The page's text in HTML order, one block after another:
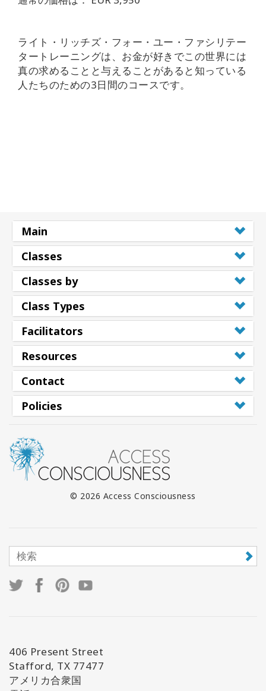
フ
ァ
シ
絡
検
ライト・リッチズ・フォー・ユー・ファシリテー
タートレーニングは、お金が好きでこの世界には
真の求めることと与えることがあると知っている
人たちのための3日間のコースです。
Main
Classes
Classes by
Class Types
Facilitators
Resources
Contact
Policies
© 2026 Access Consciousness
406 Present Street
Stafford, TX 77477
アメリカ合衆国